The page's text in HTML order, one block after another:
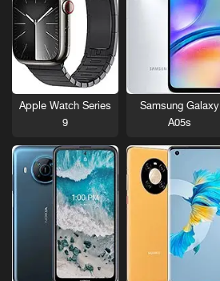
Samsung Galaxy
A05s
Apple Watch Series
9